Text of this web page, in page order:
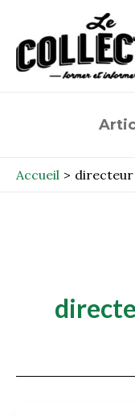
contenu
Accueil